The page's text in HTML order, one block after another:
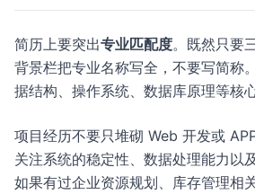
简历上要突出专业匹配度。既然只要
背景栏把专业名称写全，不要写简称
据结构、操作系统、数据库原理等核心
项目经历不要只堆砌 Web 开发或
关注系统的稳定性、数据处理能力以
如果有过企业资源规划、库存管理相